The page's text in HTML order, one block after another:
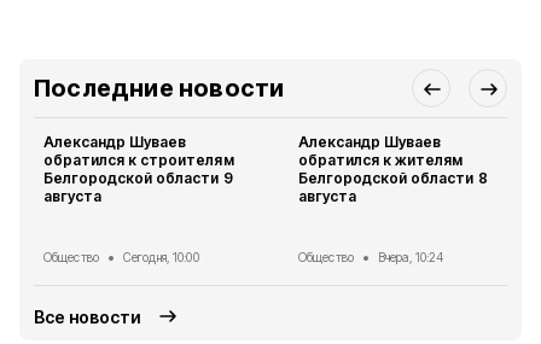
Последние новости
Александр Шуваев
обратился к строителям
Белгородской области 9
августа
Общество Сегодня, 10:00
Александр Шуваев
обратился к жителям
Белгородской области 8
августа
Общество Вчера, 10:24
Все новости